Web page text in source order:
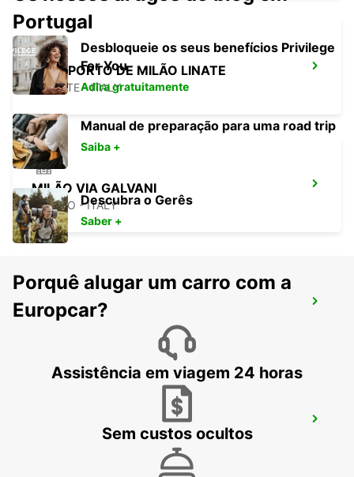
AEROPORTO DE MILÃO LINATE
SEGRATE - ITALY
MILÃO VIA GALVANI
MILANO - ITALY
MILÃO VIALE ESPINASSE
MILANO - ITALY
MILÃO VIALE SARCA
MILANO - ITALY
Portugal
Desbloqueie os seus benefícios Privilege
For You
Adira gratuitamente
Manual de preparação para uma road trip
Saiba +
Descubra o Gerês
Saber +
Porquê alugar um carro com a
Europcar?
Assistência em viagem 24 horas
Sem custos ocultos